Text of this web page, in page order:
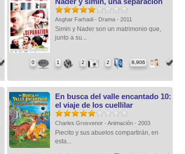
Asghar Farhadi - Drama - 2011
Simin y Nader son un matrimonio que,
junto a su...
0 1 2 2 8,906
En busca del valle encantado 10:
el viaje de los cuellilar
Charles Grosvenor - Animación - 2003
Piecito y sus abuelos compartirán, en
esta...